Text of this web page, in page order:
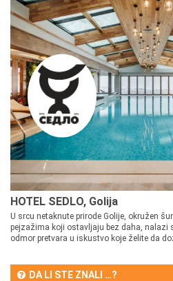
HOTEL SEDLO, Golija
U srcu netaknute prirode Golije, okružen
pejzažima koji ostavljaju bez daha, nalazi
odmor pretvara u iskustvo koje želite da
DA LI STE ZNALI …?